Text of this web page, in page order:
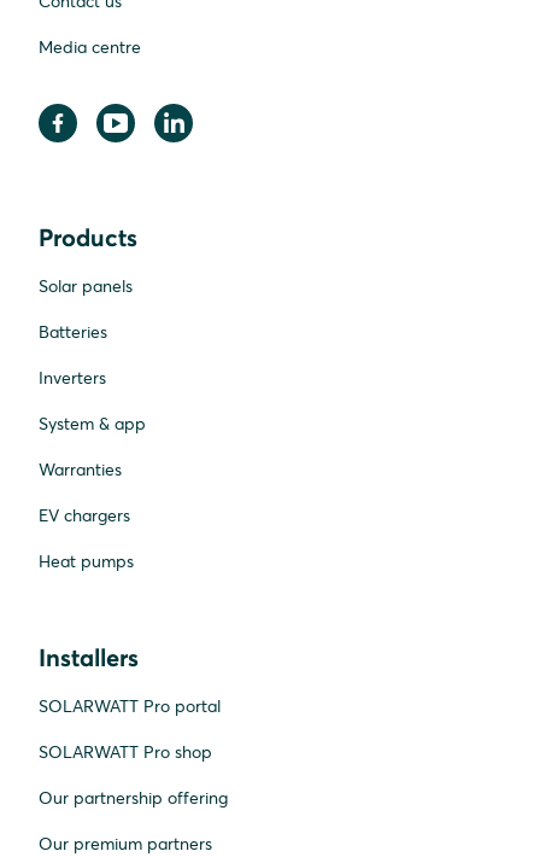
Media centre
Products
Solar panels
Batteries
Inverters
System & app
Warranties
EV chargers
Heat pumps
Installers
SOLARWATT Pro portal
SOLARWATT Pro shop
Our partnership offering
Our premium partners